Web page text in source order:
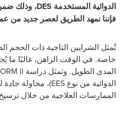
الدوائية المستخدمة DES، وذلك
فإننا نمهد الطريق لعصر جديد من
خاصة. في الوقت الراهن، غالبًا ما
المدى الطويل. وتمثل دراسة II
الدوائية من نوعEES)، محاولة
الممارسات العلاجية من خلال